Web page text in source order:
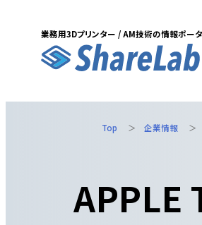
Skip
業務用3Dプリンター / AM技術の情報ポー
Top 企業情報
APPLE